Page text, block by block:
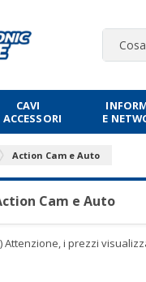
CAVI
ACCESSORI
E
Action Cam e Auto
Cam e Auto
Attenzione, i prezzi